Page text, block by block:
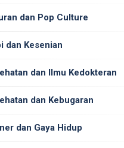
dan Pop Culture
dan Kesenian
dan Ilmu Kedokteran
dan Kebugaran
dan Gaya Hidup